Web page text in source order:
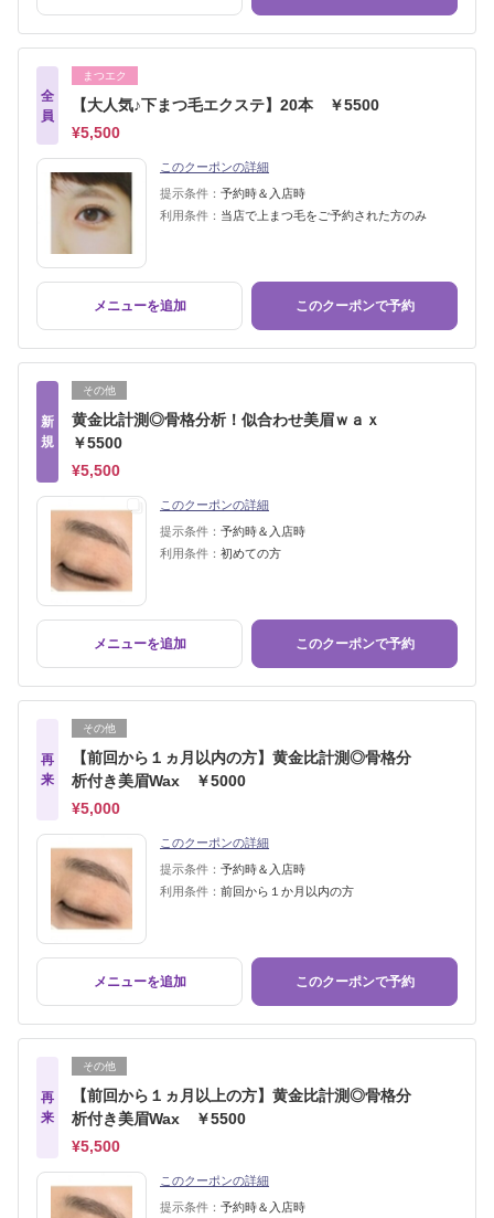
全
員
まつエク
【大人気♪下まつ毛エクステ】20本 ￥5500
¥5,500
このクーポンの詳細
提示条件： 予約時＆入店時
利用条件： 当店で上まつ毛をご予約された方のみ
メニューを追加 このクーポンで予約
新
規
その他
黄金比計測◎骨格分析！似合わせ美眉ｗａｘ
￥5500
¥5,500
このクーポンの詳細
提示条件： 予約時＆入店時
利用条件： 初めての方
メニューを追加 このクーポンで予約
再
来
その他
【前回から１ヵ月以内の方】黄金比計測◎骨格分
析付き美眉Wax ￥5000
¥5,000
このクーポンの詳細
提示条件： 予約時＆入店時
利用条件： 前回から１か月以内の方
メニューを追加 このクーポンで予約
再
来
その他
【前回から１ヵ月以上の方】黄金比計測◎骨格分
析付き美眉Wax ￥5500
¥5,500
このクーポンの詳細
提示条件： 予約時＆入店時